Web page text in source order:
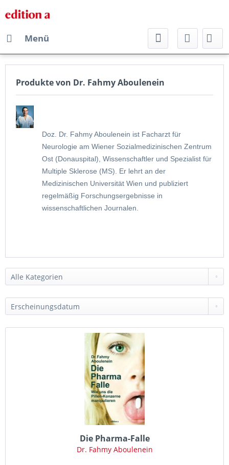
Menü
Produkte von Dr. Fahmy Aboulenein
Doz. Dr. Fahmy Aboulenein ist Facharzt für
Neurologie am Wiener Sozialmedizinischen Zentrum
Ost (Donauspital), Wissenschaftler und Spezialist für
Multiple Sklerose (MS). Er lehrt an der
Medizinischen Universität Wien und publiziert
regelmäßig Forschungsergebnisse in
wissenschaftlichen Journalen.
Die Pharma-Falle
Dr. Fahmy Aboulenein